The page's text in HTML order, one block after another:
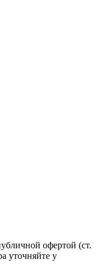
офертой (ст.
уточняйте у